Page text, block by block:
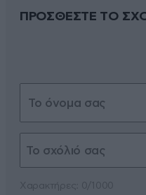
ΠΡΟΣΘΕΣΤΕ ΤΟ